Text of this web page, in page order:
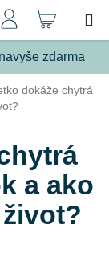
zdarma
dokáže chytrá
a ako